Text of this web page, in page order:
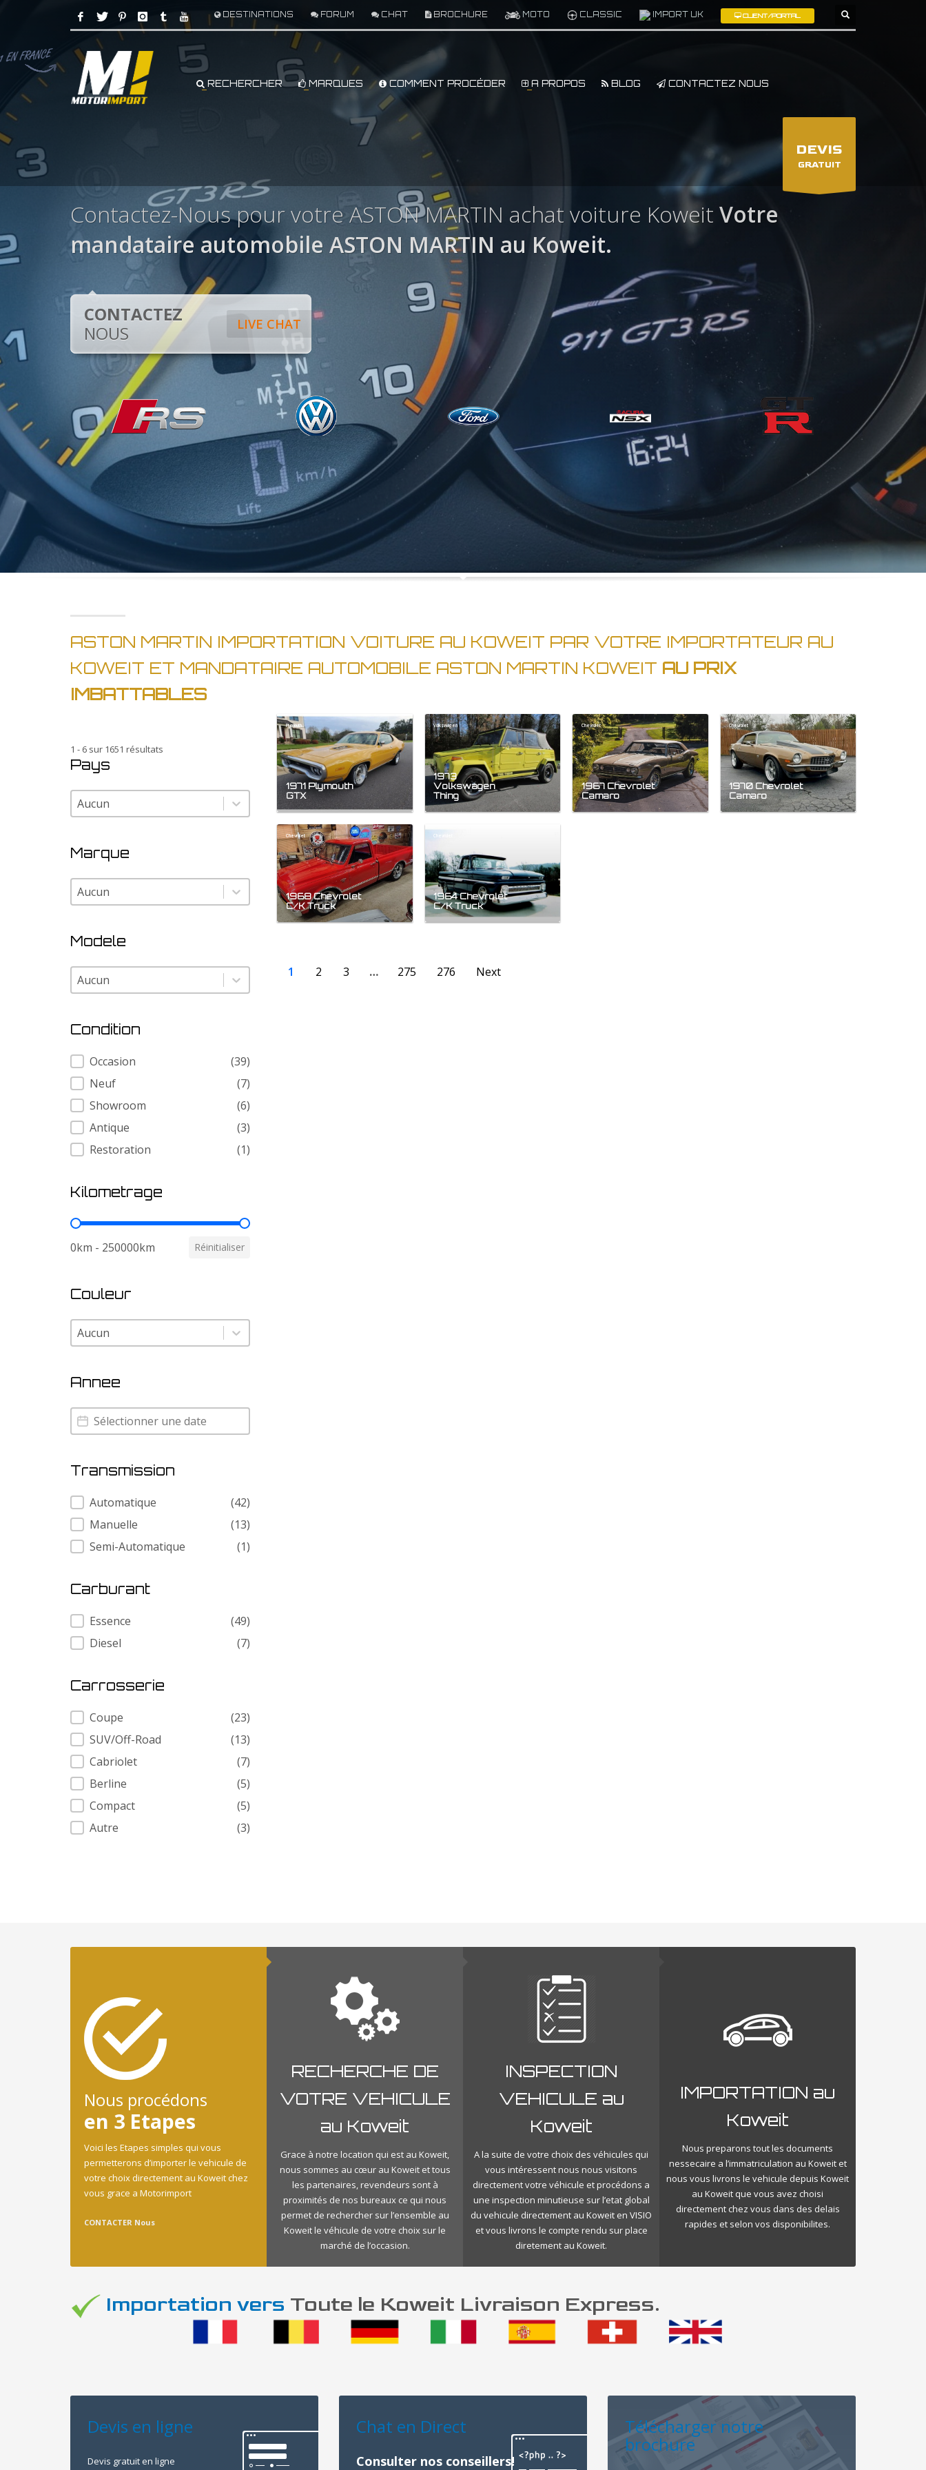
DESTINATIONS FORUM CHAT BROCHURE MOTO CLASSIC IMPORT UK CLIENT/PORTAL
RECHERCHER MARQUES COMMENT PROCÉDER A PROPOS BLOG CONTACTEZ NOUS
DEVIS
GRATUIT
Contactez-Nous pour votre ASTON MARTIN achat voiture Koweit Votre
mandataire automobile ASTON MARTIN au Koweit.
LIVE CHAT
CONTACTEZ
NOUS
ASTON MARTIN IMPORTATION VOITURE AU KOWEIT PAR VOTRE IMPORTATEUR AU
KOWEIT ET MANDATAIRE AUTOMOBILE ASTON MARTIN KOWEIT AU PRIX
IMBATTABLES
1 - 6 sur 1651 résultats
Pays
Pays
Pays
Marque
Marque
Marque
Modele
Modele
Modele
Condition
Condition
Occasion
(39)
Neuf
(7)
Showroom
(6)
Antique
(3)
Restoration
(1)
Kilometrage
Kilometrage
0km - 250000km Réinitialiser
Couleur
Couleur
Couleur
Annee
Annee
Annee
Transmission
Transmission
Automatique
(42)
Manuelle
(13)
Semi-Automatique
(1)
Carburant
Carburant
Essence
(49)
Diesel
(7)
Carrosserie
Carrosserie
Coupe
(23)
SUV/Off-Road
(13)
Cabriolet
(7)
Berline
(5)
Compact
(5)
Autre
(3)
Plymouth
1971 Plymouth
GTX
Volkswagen
1973
Volkswagen
Thing
Chevrolet
1967 Chevrolet
Camaro
Chevrolet
1970 Chevrolet
Camaro
Chevrolet
1968 Chevrolet
C/K Truck
Chevrolet
1964 Chevrolet
C/K Truck
1 2 3 … 275 276 Next
Nous procédons
en 3 Etapes
Voici les Etapes simples qui vous
permetterons d’importer le vehicule de
votre choix directement au Koweit chez
vous grace a Motorimport
CONTACTER Nous
RECHERCHE DE
VOTRE VEHICULE
au Koweit
Grace à notre location qui est au Koweit,
nous sommes au cœur au Koweit et tous
les partenaires, revendeurs sont à
proximités de nos bureaux ce qui nous
permet de rechercher sur l’ensemble au
Koweit le véhicule de votre choix sur le
marché de l’occasion.
INSPECTION
VEHICULE au
Koweit
A la suite de votre choix des véhicules qui
vous intéressent nous nous visitons
directement votre véhicule et procédons a
une inspection minutieuse sur l’etat global
du vehicule directement au Koweit en VISIO
et vous livrons le compte rendu sur place
diretement au Koweit.
IMPORTATION au
Koweit
Nous preparons tout les documents
nessecaire a l’immatriculation au Koweit et
nous vous livrons le vehicule depuis Koweit
au Koweit que vous avez choisi
directement chez vous dans des delais
rapides et selon vos disponibilites.
Importation vers Toute le Koweit Livraison Express.
Devis en ligne
Devis gratuit en ligne
Chat en Direct
Consulter nos conseillers!
Télécharger notre
brochure